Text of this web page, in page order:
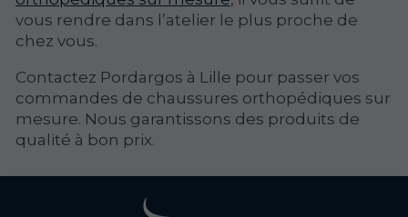
vous rendre dans l’atelier le plus proche de
chez vous.
Contactez Pordargos à Lille pour passer vos
commandes de chaussures orthopédiques sur
mesure. Nous garantissons des produits de
qualité à bon prix.